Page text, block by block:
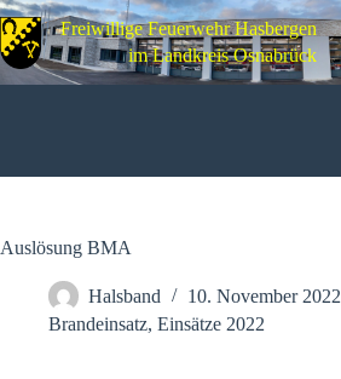
Zum
Inhalt
springen
Freiwillige Feuerwehr Hasbergen
im Landkreis Osnabrück
Auslösung BMA
Halsband
10. November 2022
Brandeinsatz, Einsätze 2022